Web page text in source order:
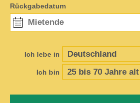
Rückgabedatum
Ich lebe in
Ich bin